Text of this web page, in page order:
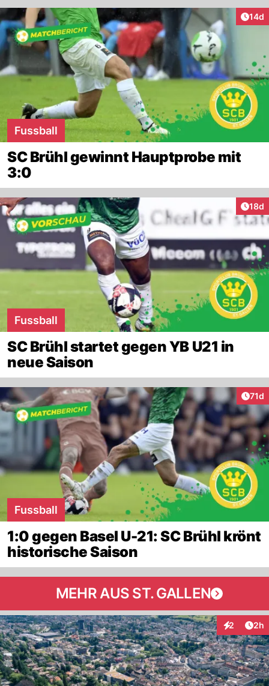
14d
Fussball
SC Brühl gewinnt Hauptprobe mit
3:0
18d
Fussball
SC Brühl startet gegen YB U21 in
neue Saison
71d
Fussball
1:0 gegen Basel U-21: SC Brühl krönt
historische Saison
MEHR AUS ST. GALLEN
2 2h